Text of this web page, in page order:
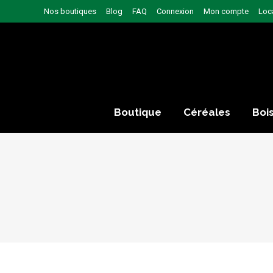
Nos boutiques Blog FAQ Connexion Mon compte
Boutique Céréales